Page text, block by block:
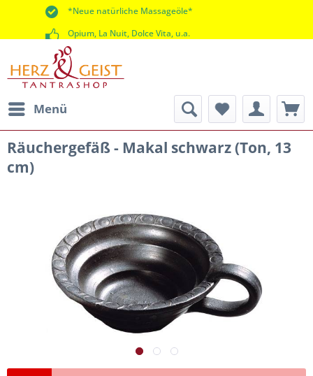
*Neue natürliche Massageöle*
Opium, La Nuit, Dolce Vita, u.a.
*60 Tage Rückgaberecht*
Menü
Räuchergefäß - Makal schwarz (Ton, 13
cm)